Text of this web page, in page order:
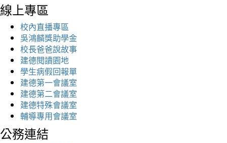
線上專區
校內直播專區
吳鴻麟獎助學金
校長爸爸說故事
建德閱讀園地
學生病假回報單
建德第一會議室
建德第二會議室
建德特殊會議室
輔導專用會議室
公務連結